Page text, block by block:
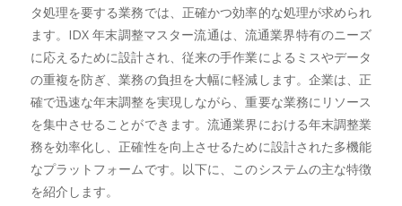
タ処理を要する業務では、正確かつ効率的な処理が求められ
ます。IDX 年末調整マスター流通は、流通業界特有のニーズ
に応えるために設計され、従来の手作業によるミスやデータ
の重複を防ぎ、業務の負担を大幅に軽減します。企業は、正
確で迅速な年末調整を実現しながら、重要な業務にリソース
を集中させることができます。流通業界における年末調整業
務を効率化し、正確性を向上させるために設計された多機能
なプラットフォームです。以下に、このシステムの主な特徴
を紹介します。